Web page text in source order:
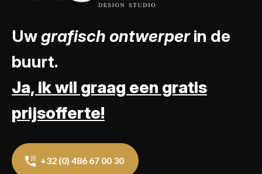
Uwgrafisch ontwerperin de
buurt.
Ja, ik wil graag een gratis
prijsofferte!
+32 (0) 486 67 00 30